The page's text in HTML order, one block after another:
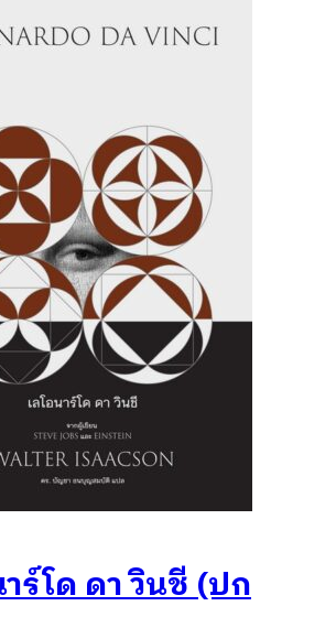
าร์โด ดา วินชี (ปก